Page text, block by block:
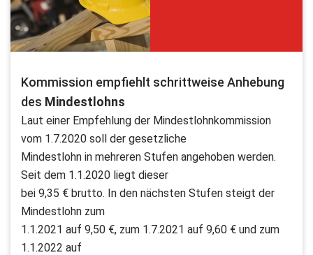
Kommission empfiehlt schrittweise Anhebung
des Mindestlohns
Laut einer Empfehlung der Mindestlohnkommission
vom 1.7.2020 soll der gesetzliche
Mindestlohn in mehreren Stufen angehoben werden.
Seit dem 1.1.2020 liegt dieser
bei 9,35 € brutto. In den nächsten Stufen steigt der
Mindestlohn zum
1.1.2021 auf 9,50 €, zum 1.7.2021 auf 9,60 € und zum
1.1.2022 auf